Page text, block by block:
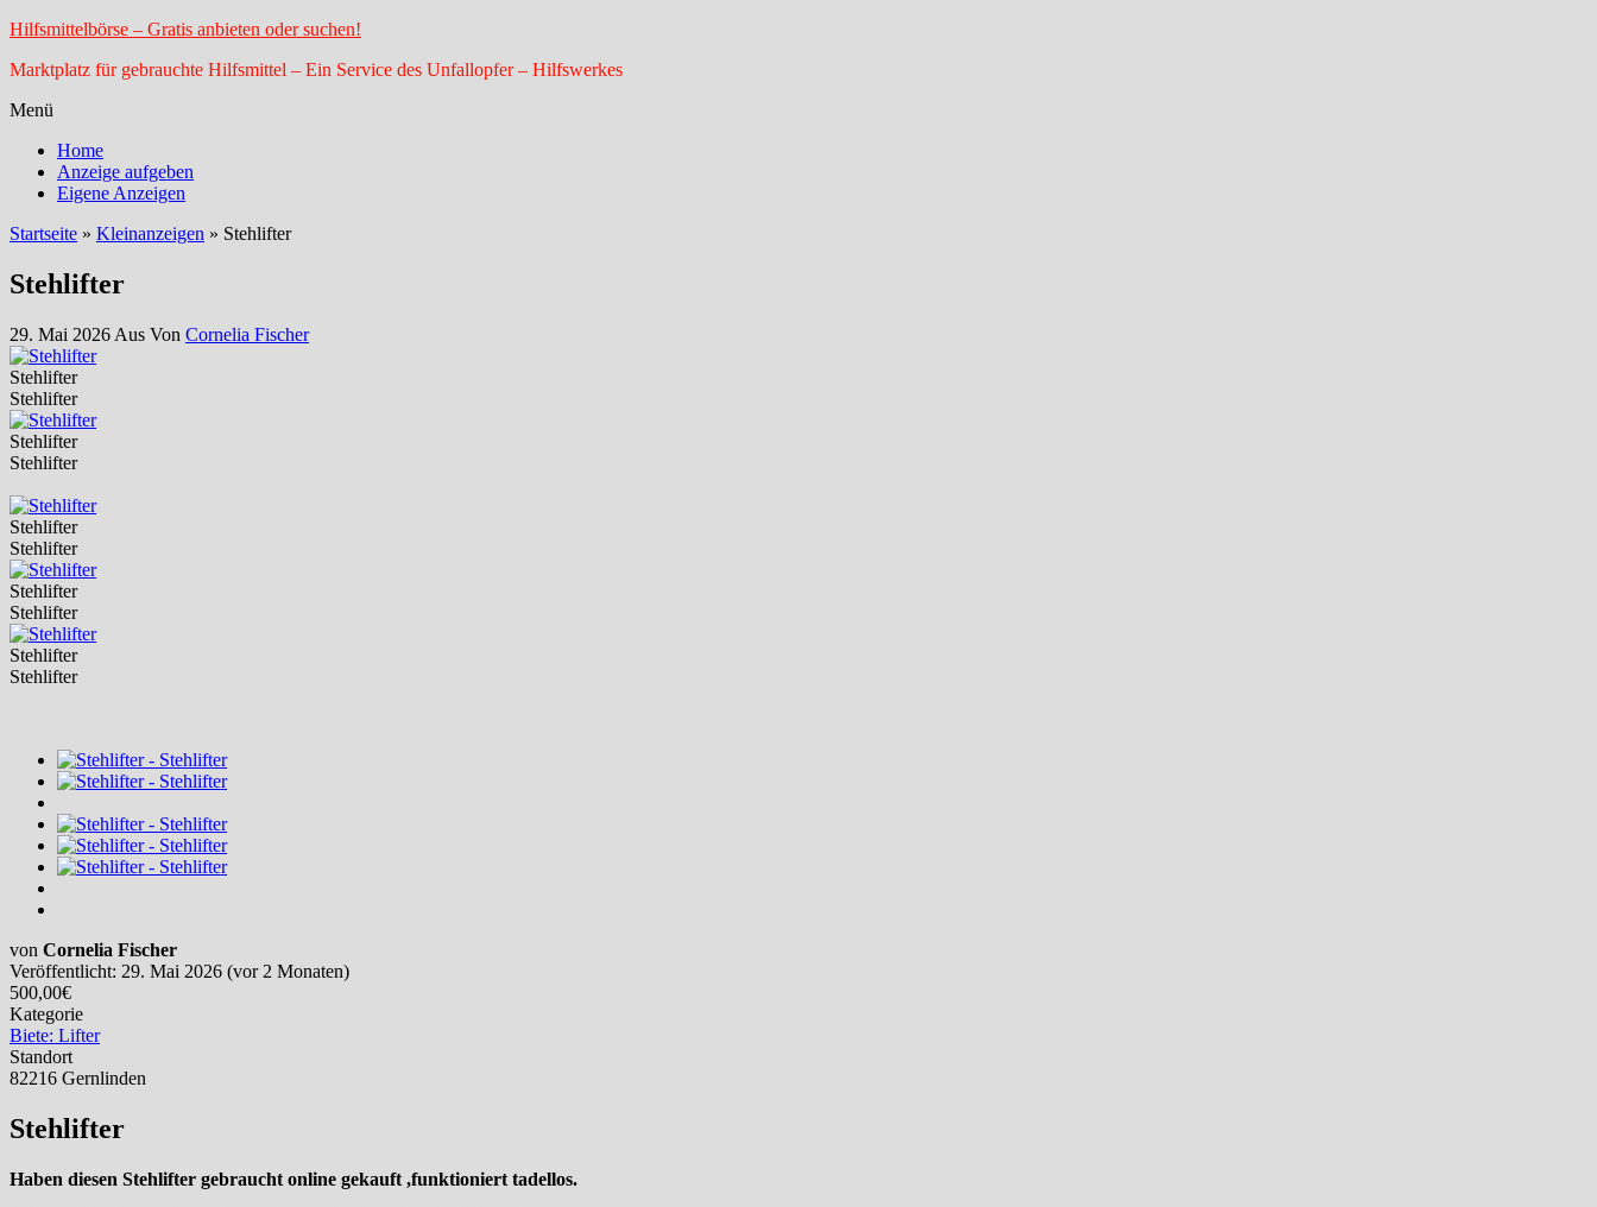
Hilfsmittelbörse – Gratis anbieten oder suchen!
Marktplatz für gebrauchte Hilfsmittel – Ein Service des Unfallopfer – Hilfswerkes
Menü
Home
Anzeige aufgeben
Eigene Anzeigen
Startseite » Kleinanzeigen » Stehlifter
Stehlifter
29. Mai 2026 Aus Von Cornelia Fischer
Stehlifter
Stehlifter
Stehlifter
Stehlifter
Stehlifter
Stehlifter
Stehlifter
Stehlifter
Stehlifter
Stehlifter
von Cornelia Fischer
Veröffentlicht: 29. Mai 2026 (vor 2 Monaten)
500,00€
Kategorie
Biete: Lifter
Standort
82216 Gernlinden
Stehlifter
Haben diesen Stehlifter gebraucht online gekauft ,funktioniert tadellos.